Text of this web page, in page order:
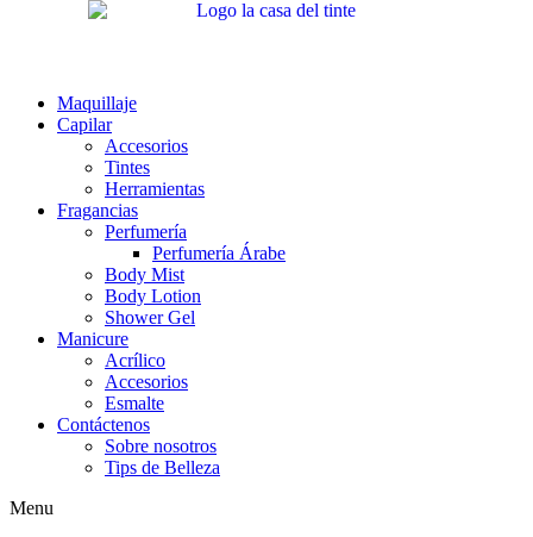
Maquillaje
Capilar
Accesorios
Tintes
Herramientas
Fragancias
Perfumería
Perfumería Árabe
Body Mist
Body Lotion
Shower Gel
Manicure
Acrílico
Accesorios
Esmalte
Contáctenos
Sobre nosotros
Tips de Belleza
Menu